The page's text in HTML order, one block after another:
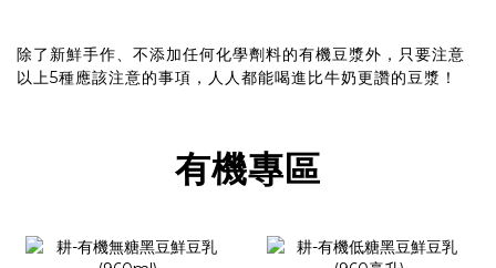
除了新鮮手作、不添加任何化學劑料的有機豆漿外，只要注意
以上5種應該注意的事項，人人都能喝進比牛奶更讚的豆漿！
有機專區